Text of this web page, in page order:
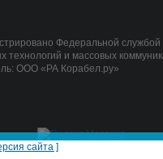
Федеральной службой
и массовых
ООО «РА Корабел.ру»
сайта ]